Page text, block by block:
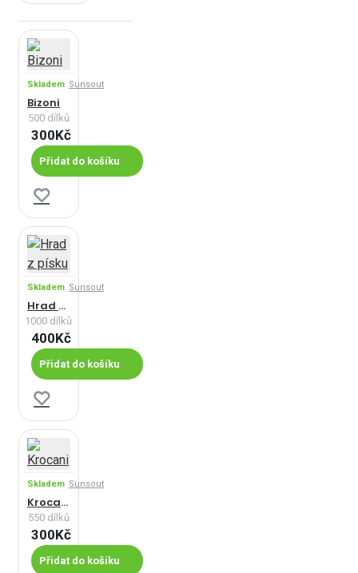
Skladem Sunsout
Bizoni
500 dílků
300Kč
Přidat do košíku
Skladem Sunsout
Hrad z písku
1000 dílků
400Kč
Přidat do košíku
Skladem Sunsout
Krocani
550 dílků
300Kč
Přidat do košíku